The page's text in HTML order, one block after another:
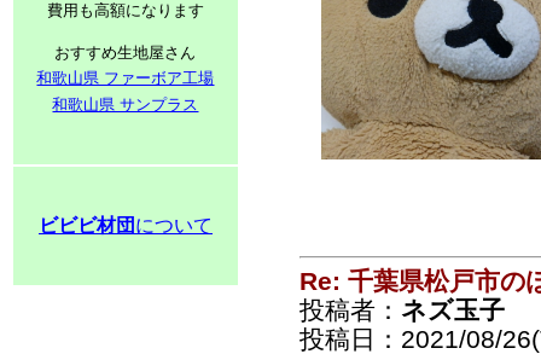
費用も高額になります
おすすめ生地屋さん
和歌山県 ファーボア工場
和歌山県 サンプラス
ビビビ材団 について
Re: 千葉県松戸市の
投稿者： ネズ玉子
投稿日：2021/08/